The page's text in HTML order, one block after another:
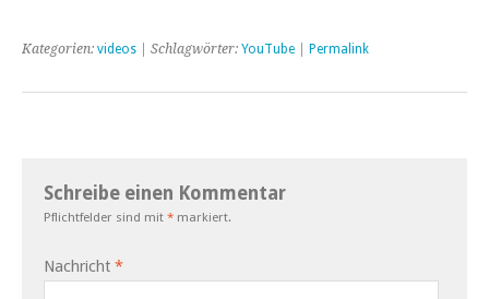
Kategorien: videos | Schlagwörter: YouTube Permalink
Schreibe einen Kommentar
Pflichtfelder sind mit * markiert.
Nachricht *